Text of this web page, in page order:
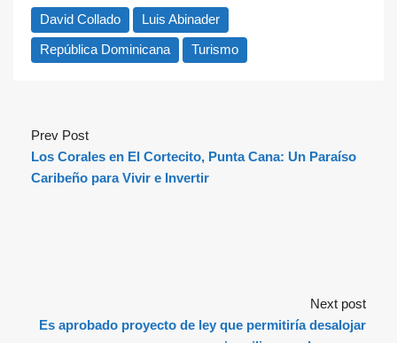
David Collado
Luis Abinader
República Dominicana
Turismo
Prev Post
Los Corales en El Cortecito, Punta Cana: Un Paraíso
Caribeño para Vivir e Invertir
Next post
Es aprobado proyecto de ley que permitiría desalojar